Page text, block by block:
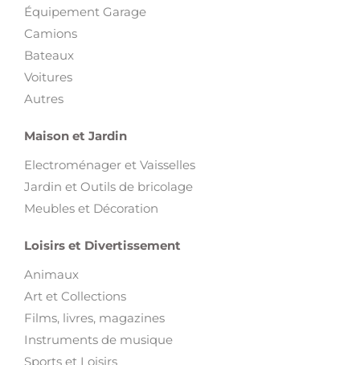
Équipement Garage
Camions
Bateaux
Voitures
Autres
Maison et Jardin
Electroménager et Vaisselles
Jardin et Outils de bricolage
Meubles et Décoration
Loisirs et Divertissement
Animaux
Art et Collections
Films, livres, magazines
Instruments de musique
Sports et Loisirs